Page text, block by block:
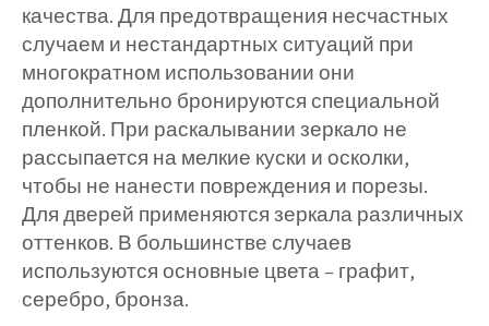
качества. Для предотвращения несчастных
случаем и нестандартных ситуаций при
многократном использовании они
дополнительно бронируются специальной
пленкой. При раскалывании зеркало не
рассыпается на мелкие куски и осколки,
чтобы не нанести повреждения и порезы.
Для дверей применяются зеркала различных
оттенков. В большинстве случаев
используются основные цвета – графит,
серебро, бронза.